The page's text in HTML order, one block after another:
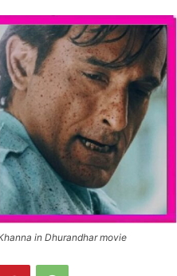
in Dhurandhar movie